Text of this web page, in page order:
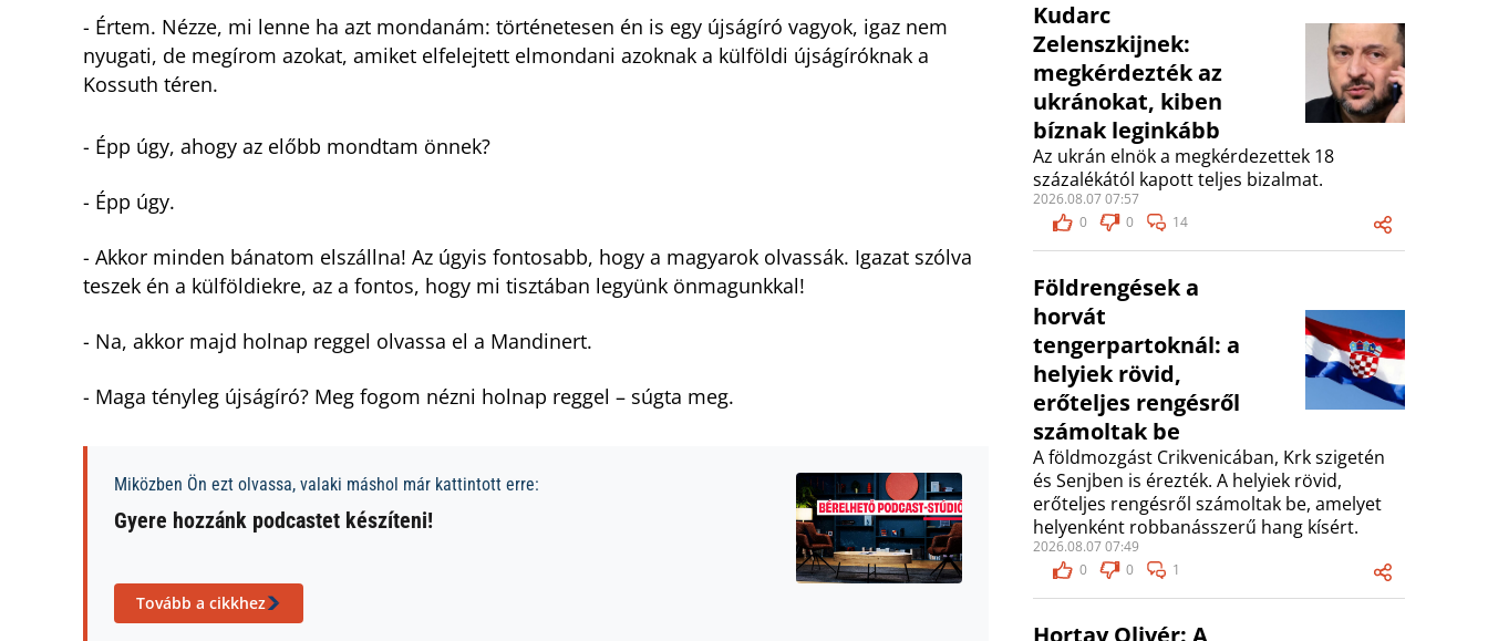
- Értem. Nézze, mi lenne ha azt mondanám: történetesen én is egy újságíró vagyok, igaz nem
nyugati, de megírom azokat, amiket elfelejtett elmondani azoknak a külföldi újságíróknak a
Kossuth téren.
- Épp úgy, ahogy az előbb mondtam önnek?
- Épp úgy.
- Akkor minden bánatom elszállna! Az úgyis fontosabb, hogy a magyarok olvassák. Igazat szólva
teszek én a külföldiekre, az a fontos, hogy mi tisztában legyünk önmagunkkal!
- Na, akkor majd holnap reggel olvassa el a Mandinert.
- Maga tényleg újságíró? Meg fogom nézni holnap reggel – súgta meg.
Miközben Ön ezt olvassa, valaki máshol már kattintott erre:
Gyere hozzánk podcastet készíteni!
Tovább a cikkhez
Kudarc
Zelenszkijnek:
megkérdezték az
ukránokat, kiben
bíznak leginkább
Az ukrán elnök a megkérdezettek 18
százalékától kapott teljes bizalmat.
2026.08.07 07:57
0
0 14
Földrengések a
horvát
tengerpartoknál: a
helyiek rövid,
erőteljes rengésről
számoltak be
A földmozgást Crikvenicában, Krk szigetén
és Senjben is érezték. A helyiek rövid,
erőteljes rengésről számoltak be, amelyet
helyenként robbanásszerű hang kísért.
2026.08.07 07:49
0
0 1